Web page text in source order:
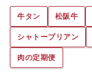
牛タン 松阪牛
シャトーブリアン
肉の定期便